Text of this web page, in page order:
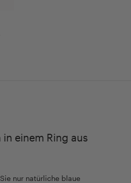
einem Ring aus
nur natürliche blaue